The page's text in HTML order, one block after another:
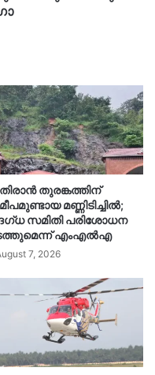
തുരങ്കത്തിന്
മണ്ണിടിച്ചിൽ;
സമിതി പരിശോധന
എംഎൽഎ
7, 2026